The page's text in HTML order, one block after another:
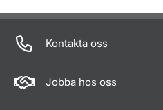
Kontakta oss
Jobba hos oss